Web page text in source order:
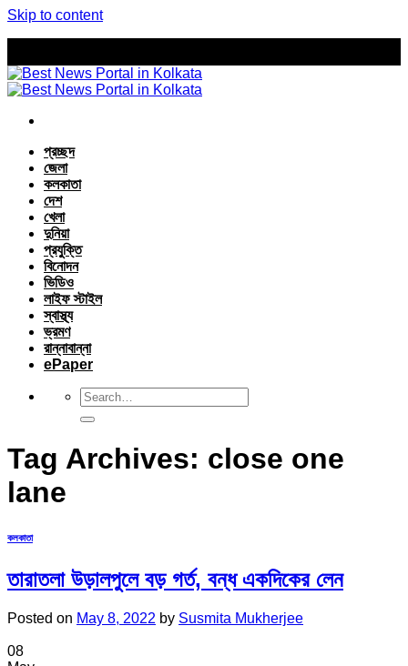
Skip to content
প্রচ্ছদ
জেলা
কলকাতা
দেশ
খেলা
দুনিয়া
প্রযুক্তি
বিনোদন
ভিডিও
লাইফ স্টাইল
স্বাস্থ্য
ভ্রমণ
রান্নাবান্না
ePaper
Tag Archives: close one
lane
কলকাতা
তারাতলা উড়ালপুলে বড় গর্ত, বন্ধ একদিকের লেন
Posted on May 8, 2022 by Susmita Mukherjee
08